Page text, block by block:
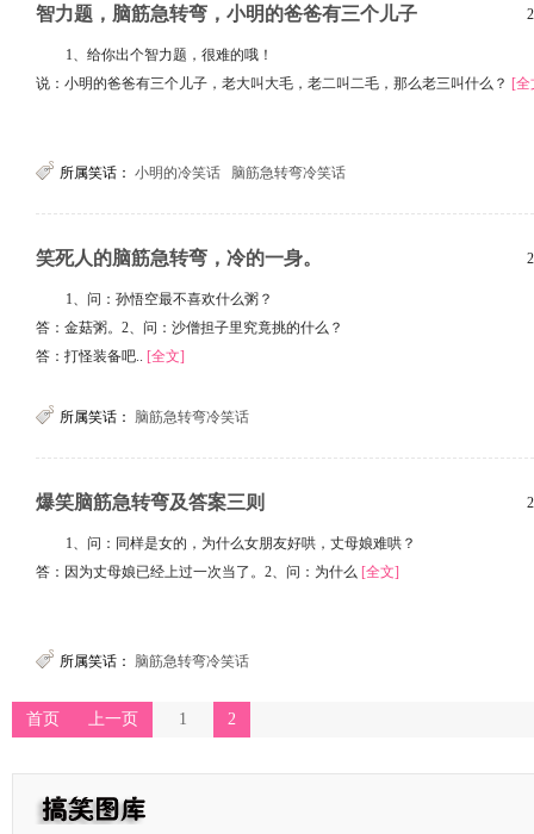
智力题，脑筋急转弯，小明的爸爸有三个儿子
1、给你出个智力题，很难的哦！
说：小明的爸爸有三个儿子，老大叫大毛，老二叫二毛，那么老三叫什么？ [全
所属笑话： 小明的冷笑话 脑筋急转弯冷笑话
笑死人的脑筋急转弯，冷的一身。
1、问：孙悟空最不喜欢什么粥？
答：金菇粥。2、问：沙僧担子里究竟挑的什么？
答：打怪装备吧.. [全文]
所属笑话： 脑筋急转弯冷笑话
爆笑脑筋急转弯及答案三则
1、问：同样是女的，为什么女朋友好哄，丈母娘难哄？
答：因为丈母娘已经上过一次当了。2、问：为什么 [全文]
所属笑话： 脑筋急转弯冷笑话
首页 上一页 1 2